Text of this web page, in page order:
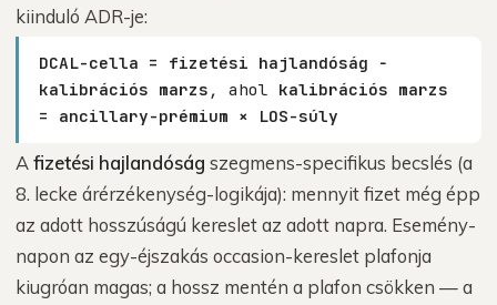
kiinduló ADR-je:
DCAL-cella = fizetési hajlandóság −
kalibrációs marzs , ahol kalibrációs marzs
= ancillary-prémium × LOS-súly
Afizetési hajlandóság szegmens-specifikus becslés (a
8. lecke árérzékenység-logikája): mennyit fizet még épp
az adott hosszúságú kereslet az adott napra. Esemény-
napon az egy-éjszakás occasion-kereslet plafonja
kiugróan magas; a hossz mentén a plafon csökken — a